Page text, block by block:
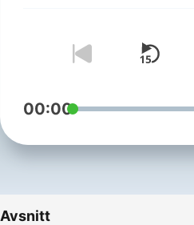
00:00
Avsnitt